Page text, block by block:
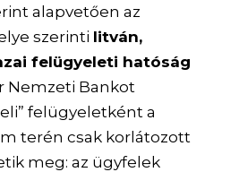
alapvetően az
szerinti litván,
felügyeleti hatóság
Nemzeti Bankot
felügyeletként a
terén csak korlátozott
meg: az ügyfelek